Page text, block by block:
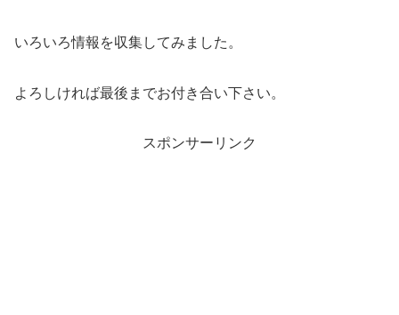
いろいろ情報を収集してみました。
よろしければ最後までお付き合い下さい。
スポンサーリンク